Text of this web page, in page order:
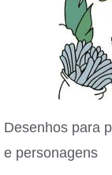
Desenhos para
e personagens